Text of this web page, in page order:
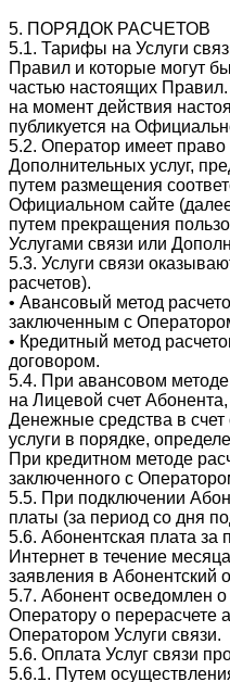
5. ПОРЯДОК РАСЧЕТОВ
5.1. Тарифы на Услуги
Правил и которые могут
частью настоящих
на момент действия
публикуется на
5.2. Оператор имеет
Дополнительных услуг,
путем размещения
Официальном сайте
путем прекращения
Услугами связи или
5.3. Услуги связи
расчетов).
• Авансовый метод
заключенным с
• Кредитный метод
договором.
5.4. При авансовом
на Лицевой счет
Денежные средства в счет
услуги в порядке,
При кредитном методе
заключенного с
5.5. При подключении
платы (за период со дня
5.6. Абонентская плата
Интернет в течение
заявления в Абонентский
5.7. Абонент осведомлен о
Оператору о перерасчете
Оператором Услуги связи.
5.6. Оплата Услуг связи
5.6.1. Путем